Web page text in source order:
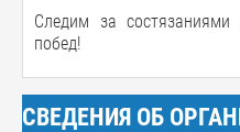
Следим за
побед!
СВЕДЕНИЯ ОБ